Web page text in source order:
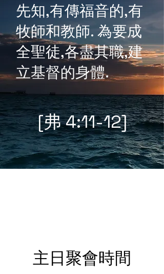
先知,有傳福音的,有
牧師和教師. 為要成
全聖徒,各盡其職,建
立基督的身體.
[弗 4:11-12]
主日聚會時間